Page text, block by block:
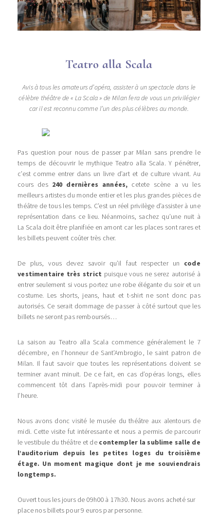
Teatro alla Scala
Avis à tous les amateurs d’opéra, assister à un spectacle dans le
célèbre théâtre de « La Scala » de Milan fera de vous un privilégier
car il est reconnu comme l’un des plus célèbres au monde.
Pas question pour nous de passer par Milan sans prendre le
temps de découvrir le mythique Teatro alla Scala. Y pénétrer,
c’est comme entrer dans un livre d’art et de culture vivant. Au
cours des240 dernières années, cetete scène a vu les
meilleurs artistes du monde entier et les plus grandes pièces de
théâtre de tous les temps. C’est un réel privilège d’assister à une
représentation dans ce lieu. Néanmoins, sachez qu’une nuit à
La Scala doit être planifiée en amont car les places sont rares et
les billets peuvent coûter très cher.
De plus, vous devez savoir qu’il faut respecter un code
vestimentaire très strict puisque vous ne serez autorisé à
entrer seulement si vous portez une robe élégante du soir et un
costume. Les shorts, jeans, haut et t-shirt ne sont donc pas
autorisés. Ce serait dommage de passer à côté surtout que les
billets ne seront pas remboursés…
La saison au Teatro alla Scala commence généralement le 7
décembre, en l’honneur de Sant’Ambrogio, le saint patron de
Milan. Il faut savoir que toutes les représentations doivent se
terminer avant minuit. De ce fait, en cas d’opéras longs, elles
commencent tôt dans l’après-midi pour pouvoir terminer à
l’heure.
Nous avons donc visité le musée du théâtre aux alentours de
midi. Cette visite fut intéressante et nous a permis de parcourir
le vestibule du théâtre et de contempler la sublime salle de
l’auditorium depuis les petites loges du troisième
étage. Un moment magique dont je me souviendrais
longtemps.
Ouvert tous les jours de 09h00 à 17h30. Nous avons acheté sur
place nos billets pour 9 euros par personne.